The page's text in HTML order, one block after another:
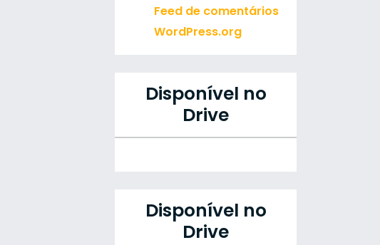
Feed de comentários
WordPress.org
Disponível no
Drive
Disponível no
Drive